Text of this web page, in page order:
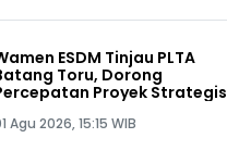
ESDM Tinjau PLTA
Toru, Dorong
Proyek Strategis
Agu 2026, 15:15 WIB